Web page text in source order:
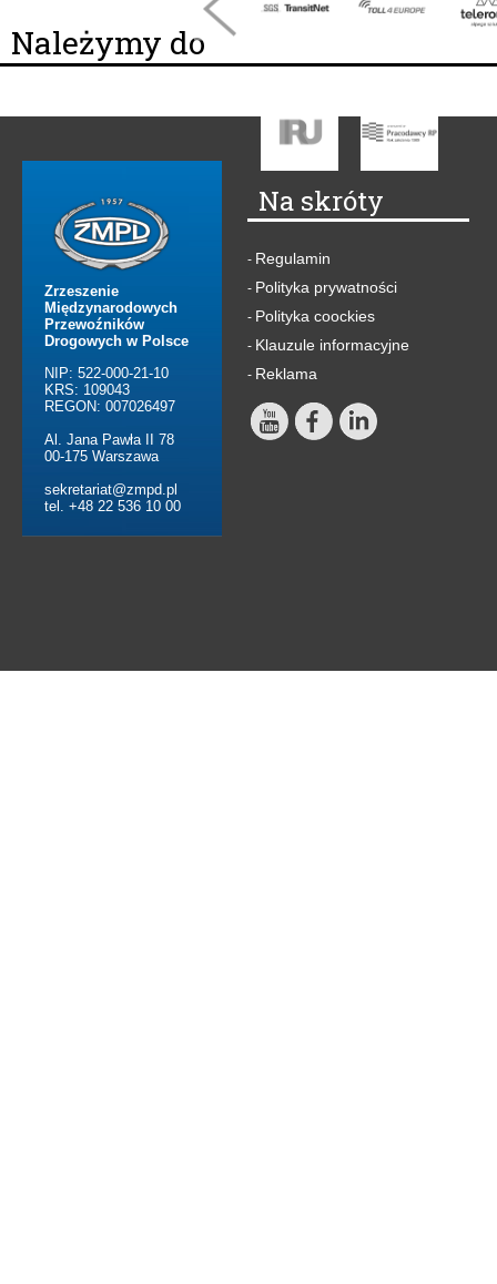
Należymy do
Zrzeszenie
Międzynarodowych
Przewoźników
Drogowych w Polsce
NIP: 522-000-21-10
KRS: 109043
REGON: 007026497
Al. Jana Pawła II 78
00-175 Warszawa
sekretariat@zmpd.pl
tel. +48 22 536 10 00
Na skróty
- Regulamin
- Polityka prywatności
- Polityka coockies
- Klauzule informacyjne
- Reklama